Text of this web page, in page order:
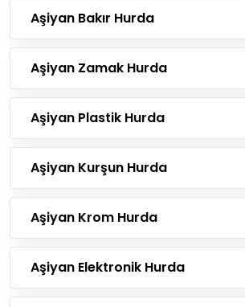
Aşiyan Bakır Hurda
Aşiyan Zamak Hurda
Aşiyan Plastik Hurda
Aşiyan Kurşun Hurda
Aşiyan Krom Hurda
Aşiyan Elektronik Hurda